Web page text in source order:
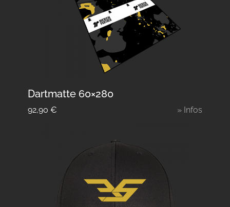
Dartmatte 60×280
92,90 € » Infos